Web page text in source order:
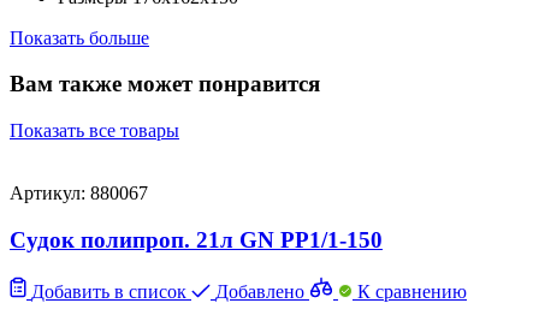
Показать больше
Вам также может понравится
Показать все товары
Артикул: 880067
Судок полипроп. 21л GN PP1/1-150
Добавить в список Добавлено К сравнению